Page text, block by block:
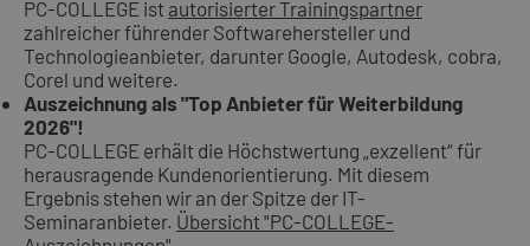
PC-COLLEGE ist autorisierter Trainingspartner
zahlreicher führender Softwarehersteller und
Technologieanbieter, darunter Google, Autodesk, cobra,
Corel und weitere.
Auszeichnung als "Top Anbieter für Weiterbildung
2026"!
PC-COLLEGE erhält die Höchstwertung „exzellent“ für
herausragende Kundenorientierung. Mit diesem
Ergebnis stehen wir an der Spitze der IT-
Seminaranbieter. Übersicht "PC-COLLEGE-